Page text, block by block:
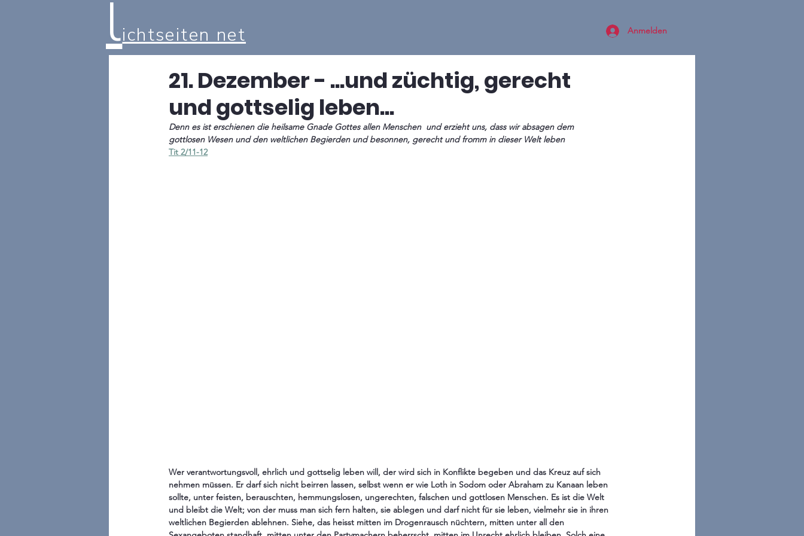
lichtseiten net Anmelden
21. Dezember - ...und züchtig, gerecht
und gottselig leben...
Denn es ist erschienen die heilsame Gnade Gottes allen Menschen  und erzieht uns, dass wir absagen dem
gottlosen Wesen und den weltlichen Begierden und besonnen, gerecht und fromm in dieser Welt leben
Tit 2/11-12
Wer verantwortungsvoll, ehrlich und gottselig leben will, der wird sich in Konflikte begeben und das Kreuz auf sich
nehmen müssen. Er darf sich nicht beirren lassen, selbst wenn er wie Loth in Sodom oder Abraham zu Kanaan leben
sollte, unter feisten, berauschten, hemmungslosen, ungerechten, falschen und gottlosen Menschen. Es ist die Welt
und bleibt die Welt; von der muss man sich fern halten, sie ablegen und darf nicht für sie leben, vielmehr sie in ihren
weltlichen Begierden ablehnen. Siehe, das heisst mitten im Drogenrausch nüchtern, mitten unter all den